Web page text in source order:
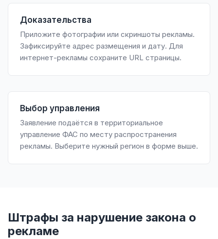
Доказательства
Приложите фотографии или скриншоты рекламы.
Зафиксируйте адрес размещения и дату. Для
интернет-рекламы сохраните URL страницы.
Выбор управления
Заявление подаётся в территориальное
управление ФАС по месту распространения
рекламы. Выберите нужный регион в форме выше.
Штрафы за нарушение закона о
рекламе